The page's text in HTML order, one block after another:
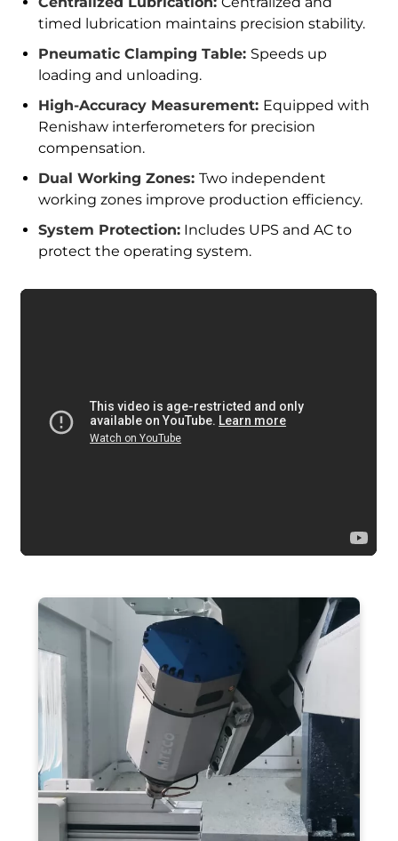
timed lubrication maintains precision stability.
Pneumatic Clamping Table: Speeds up
loading and unloading.
High-Accuracy Measurement: Equipped with
Renishaw interferometers for precision
compensation.
Dual Working Zones:Two independent
working zones improve production efficiency.
System Protection: Includes UPS and AC to
protect the operating system.